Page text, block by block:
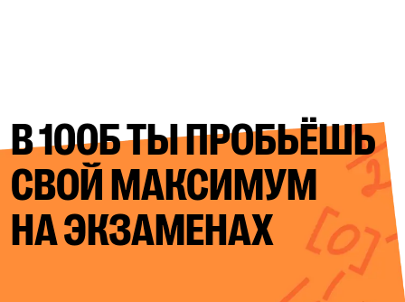
В 100Б ТЫ ПРОБЬЁШЬ
СВОЙМАКСИМУМ
НА ЭКЗАМЕНАХ